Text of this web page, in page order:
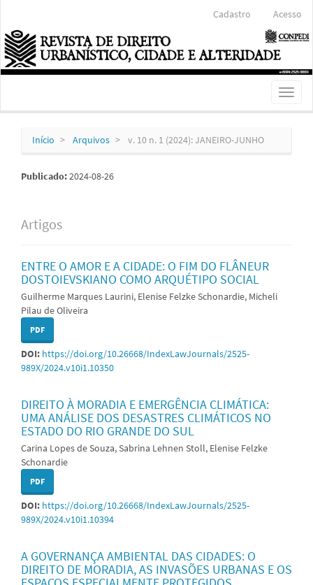
Conteúdo
principal
Barra
Lateral
Cadastro Acesso
Toggle
Início Arquivos v. 10 n. 1 (2024): JANEIRO-JUNHO
Publicado:2024-08-26
Artigos
ENTRE O AMOR E A CIDADE: O FIM DO FLÂNEUR
DOSTOIEVSKIANO COMO ARQUÉTIPO SOCIAL
Guilherme Marques Laurini, Elenise Felzke Schonardie, Micheli
Pilau de Oliveira
PDF
DOI: https://doi.org/10.26668/IndexLawJournals/2525-
989X/2024.v10i1.10350
DIREITO À MORADIA E EMERGÊNCIA CLIMÁTICA:
UMA ANÁLISE DOS DESASTRES CLIMÁTICOS NO
ESTADO DO RIO GRANDE DO SUL
Carina Lopes de Souza, Sabrina Lehnen Stoll, Elenise Felzke
Schonardie
PDF
DOI: https://doi.org/10.26668/IndexLawJournals/2525-
989X/2024.v10i1.10394
A GOVERNANÇA AMBIENTAL DAS CIDADES: O
DIREITO DE MORADIA, AS INVASÕES URBANAS E OS